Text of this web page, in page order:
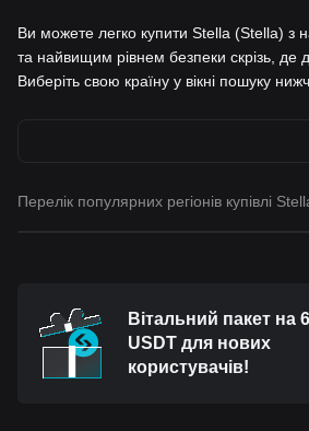
Ви можете легко купити Stella (Stella) з
та найвищим рівнем безпеки скрізь, де
Виберіть свою країну у вікні пошуку
Перелік популярних регіонів купівлі
Вітальний пакет на
USDT для нових
користувачів!